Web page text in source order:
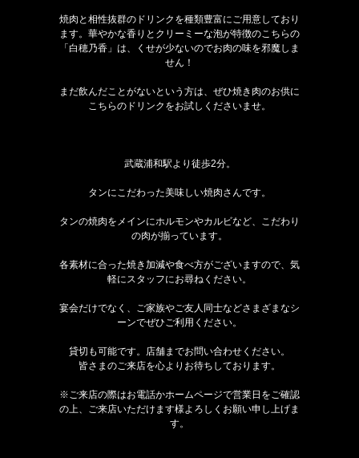
焼肉と相性抜群のドリンクを種類豊富にご用意しており
ます。華やかな香りとクリーミーな泡が特徴のこちらの
「白穂乃香」は、くせが少ないのでお肉の味を邪魔しま
せん！
まだ飲んだことがないという方は、ぜひ焼き肉のお供に
こちらのドリンクをお試しくださいませ。
武蔵浦和駅より徒歩2分。
タンにこだわった美味しい焼肉さんです。
タンの焼肉をメインにホルモンやカルビなど、こだわり
の肉が揃っています。
各素材に合った焼き加減や食べ方がございますので、気
軽にスタッフにお尋ねください。
宴会だけでなく、ご家族やご友人同士などさまざまなシ
ーンでぜひご利用ください。
貸切も可能です。店舗までお問い合わせください。
皆さまのご来店を心よりお待ちしております。
※ご来店の際はお電話かホームページで営業日をご確認
の上、ご来店いただけます様よろしくお願い申し上げま
す。